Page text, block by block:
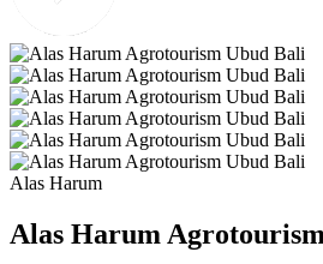
Alas Harum
Alas Harum